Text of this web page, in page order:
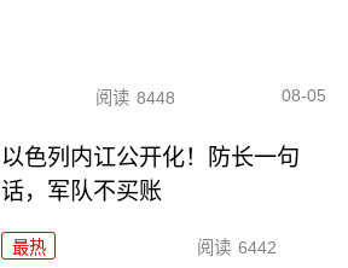
阅读 8448 08-05
以色列内讧公开化！防长一句
话，军队不买账
最热 阅读 6442